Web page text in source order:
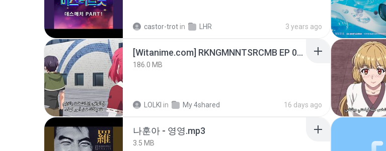
castor-trot in LHR 3 years ago
[Witanime.com] RKNGMNNTSRCMB EP 05 HD.mp4
186.0 MB
LOLKI in My 4shared 16 days ago
나훈아 - 영영.mp3
3.5 MB